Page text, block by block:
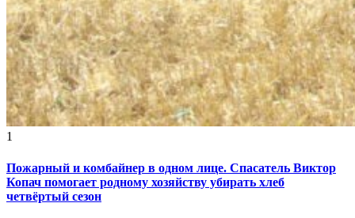
1
Пожарный и комбайнер в одном лице. Спасатель Виктор
Копач помогает родному хозяйству убирать хлеб
четвёртый сезон